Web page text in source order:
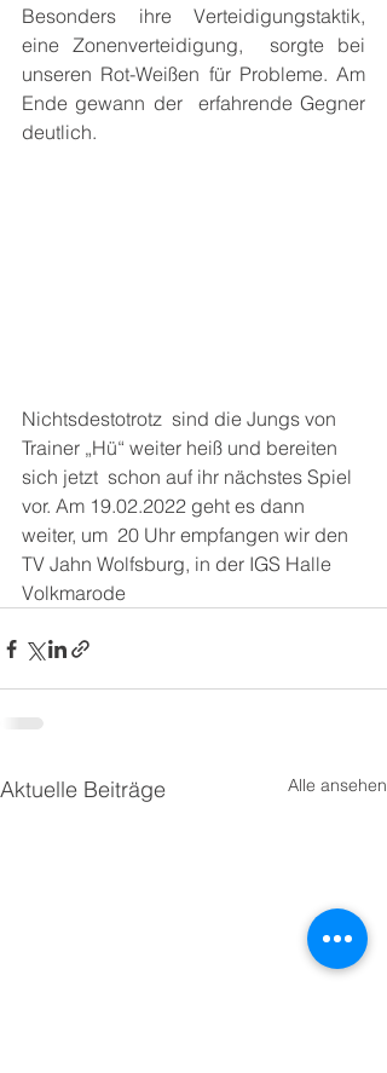
Besonders ihre Verteidigungstaktik,
eine Zonenverteidigung,  sorgte bei
unseren Rot-Weißen für Probleme. Am
Ende gewann der  erfahrende Gegner
deutlich.
Nichtsdestotrotz  sind die Jungs von
Trainer „Hü“ weiter heiß und bereiten
sich jetzt  schon auf ihr nächstes Spiel
vor. Am 19.02.2022 geht es dann
weiter, um  20 Uhr empfangen wir den
TV Jahn Wolfsburg, in der IGS Halle
Volkmarode
Aktuelle Beiträge Alle ansehen